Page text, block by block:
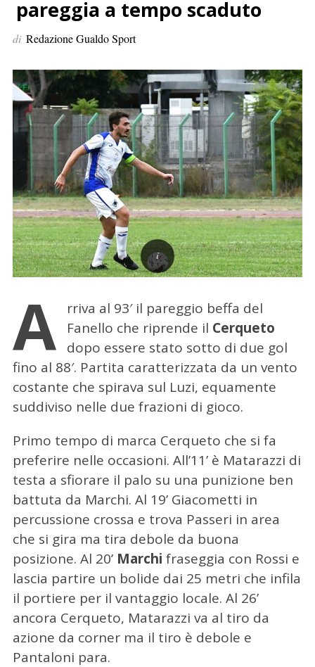
e
r
pareggia a tempo scaduto
di Redazione Gualdo Sport
A
rriva al 93′ il pareggio beffa del
Fanello che riprende il Cerqueto
dopo essere stato sotto di due gol
fino al 88′. Partita caratterizzata da un vento
costante che spirava sul Luzi, equamente
suddiviso nelle due frazioni di gioco.
Primo tempo di marca Cerqueto che si fa
preferire nelle occasioni. All’11’ è Matarazzi di
testa a sfiorare il palo su una punizione ben
battuta da Marchi. Al 19’ Giacometti in
percussione crossa e trova Passeri in area
che si gira ma tira debole da buona
posizione. Al 20’ Marchi fraseggia con Rossi e
lascia partire un bolide dai 25 metri che infila
il portiere per il vantaggio locale. Al 26’
ancora Cerqueto, Matarazzi va al tiro da
azione da corner ma il tiro è debole e
Pantaloni para.